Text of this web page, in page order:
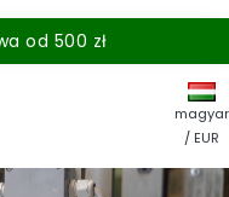
od 500 zł
magyar
/ EUR